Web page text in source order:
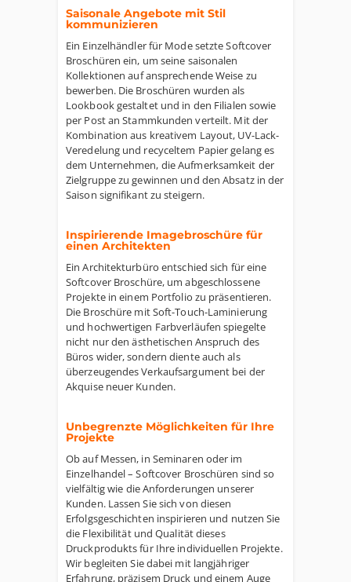
Saisonale Angebote mit Stil
kommunizieren
Ein Einzelhändler für Mode setzte Softcover
Broschüren ein, um seine saisonalen
Kollektionen auf ansprechende Weise zu
bewerben. Die Broschüren wurden als
Lookbook gestaltet und in den Filialen sowie
per Post an Stammkunden verteilt. Mit der
Kombination aus kreativem Layout, UV-Lack-
Veredelung und recyceltem Papier gelang es
dem Unternehmen, die Aufmerksamkeit der
Zielgruppe zu gewinnen und den Absatz in der
Saison signifikant zu steigern.
Inspirierende Imagebroschüre für
einen Architekten
Ein Architekturbüro entschied sich für eine
Softcover Broschüre, um abgeschlossene
Projekte in einem Portfolio zu präsentieren.
Die Broschüre mit Soft-Touch-Laminierung
und hochwertigen Farbverläufen spiegelte
nicht nur den ästhetischen Anspruch des
Büros wider, sondern diente auch als
überzeugendes Verkaufsargument bei der
Akquise neuer Kunden.
Unbegrenzte Möglichkeiten für Ihre
Projekte
Ob auf Messen, in Seminaren oder im
Einzelhandel – Softcover Broschüren sind so
vielfältig wie die Anforderungen unserer
Kunden. Lassen Sie sich von diesen
Erfolgsgeschichten inspirieren und nutzen Sie
die Flexibilität und Qualität dieses
Druckprodukts für Ihre individuellen Projekte.
Wir begleiten Sie dabei mit langjähriger
Erfahrung, präzisem Druck und einem Auge